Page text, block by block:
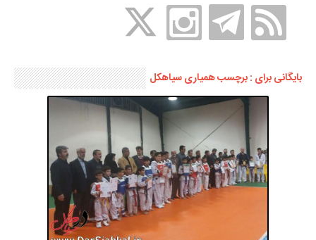
بایگانی برای : برچسب همیاری سیاهکل